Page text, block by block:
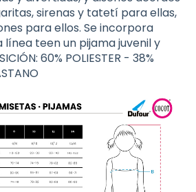
sirenas y tatetí para ellas,
para ellos. Se incorpora
teen un pijama juvenil y
60% POLIESTER - 38%